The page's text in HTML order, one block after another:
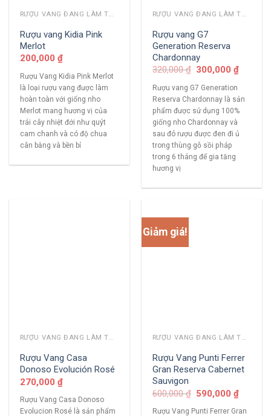
RƯỢU VANG ĐANG LÀM THỊ TRƯỜNG
Rượu vang Kidia Pink
Merlot
200,000 ₫
Rượu Vang Kidia Pink Merlot
là loại rượu vang được làm
hoàn toàn với giống nho
Merlot mang hương vị của
trái cây nhiệt đới như quýt
cam chanh và có độ chua
cân bằng và bền bỉ
RƯỢU VANG ĐANG LÀM THỊ TRƯỜNG
Rượu vang G7
Generation Reserva
Chardonnay
320,000₫ 300,000₫
Rượu vang G7 Generation
Reserva Chardonnay là sản
phẩm được sử dụng 100%
giống nho Chardonnay và
sau đó rượu được đen đi ủ
trong thùng gỗ sồi pháp
trong 6 tháng để gia tăng
hương vị
RƯỢU VANG ĐANG LÀM THỊ TRƯỜNG
Rượu Vang Casa
Donoso Evolución Rosé
270,000 ₫
Rượu Vang Casa Donoso
Evolucion Rosé là sản phẩm
Giảm giá!
RƯỢU VANG ĐANG LÀM THỊ TRƯỜNG
Rượu Vang Punti Ferrer
Gran Reserva Cabernet
Sauvigon
600,000₫ 590,000₫
Rượu Vang Punti Ferrer Gran